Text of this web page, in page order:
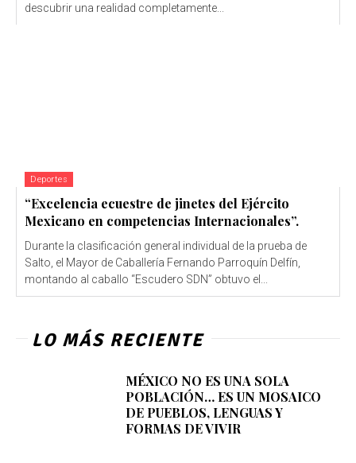
descubrir una realidad completamente...
Deportes
“Excelencia ecuestre de jinetes del Ejército
Mexicano en competencias Internacionales”.
Durante la clasificación general individual de la prueba de
Salto, el Mayor de Caballería Fernando Parroquín Delfín,
montando al caballo “Escudero SDN” obtuvo el...
LO MÁS RECIENTE
MÉXICO NO ES UNA SOLA
POBLACIÓN… ES UN MOSAICO
DE PUEBLOS, LENGUAS Y
FORMAS DE VIVIR